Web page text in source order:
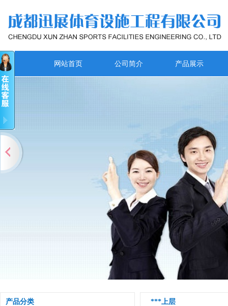
网站首页 公司简介 产品展示
产品分类 ***上层